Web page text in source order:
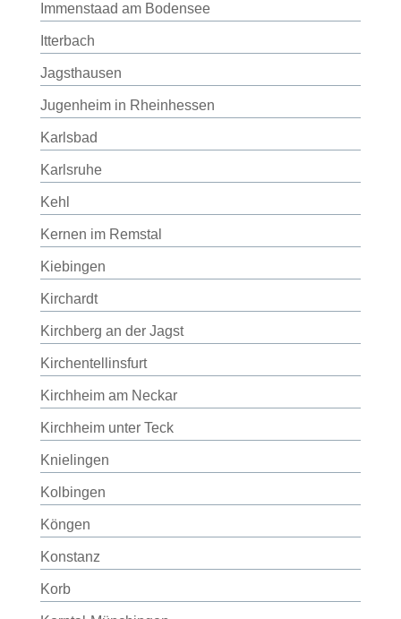
Immenstaad am Bodensee
Itterbach
Jagsthausen
Jugenheim in Rheinhessen
Karlsbad
Karlsruhe
Kehl
Kernen im Remstal
Kiebingen
Kirchardt
Kirchberg an der Jagst
Kirchentellinsfurt
Kirchheim am Neckar
Kirchheim unter Teck
Knielingen
Kolbingen
Köngen
Konstanz
Korb